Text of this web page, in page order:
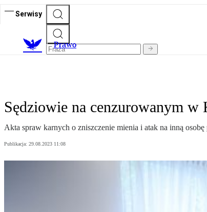
Serwisy
Prawo
Sędziowie na cenzurowanym
Akta spraw karnych o zniszczenie mienia i atak na inną
Publikacja: 29.08.2023 11:08